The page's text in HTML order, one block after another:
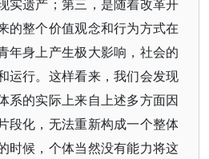
实遗产；第三，是随着改革开
的整个价值观念和行为方式在
年身上产生极大影响，社会的
运行。这样看来，我们会发现
系的实际上来自上述多方面因
段化，无法重新构成一个整体
时候，个体当然没有能力将这